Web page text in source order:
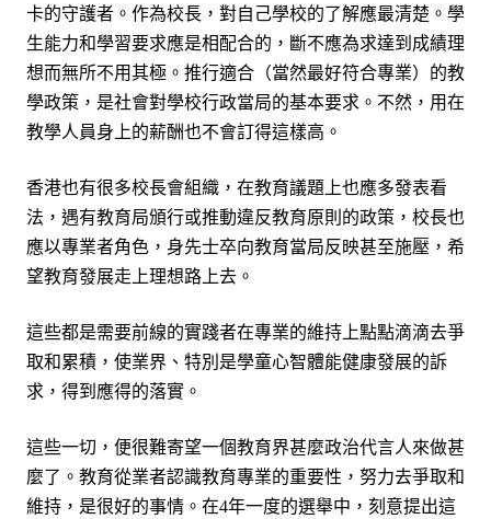
卡的守護者。作為校長，對自己學校的了解應最清楚。學
生能力和學習要求應是相配合的，斷不應為求達到成績理
想而無所不用其極。推行適合（當然最好符合專業）的教
學政策，是社會對學校行政當局的基本要求。不然，用在
教學人員身上的薪酬也不會訂得這樣高。
香港也有很多校長會組織，在教育議題上也應多發表看
法，遇有教育局頒行或推動違反教育原則的政策，校長也
應以專業者角色 ，身先士卒向教育當局反映甚至施壓，希
望教育發展走上理想路上去。
這些都是需要前線的實踐者在專業的維持上點點滴滴去爭
取和累積，使業界 、特別是學童心智體能健康發展的訴
求，得到應得的落實。
這些一切，便很難寄望一個教育界甚麼政治代言人來做甚
麼了。教育從業者認識教育專業的重要性，努力去爭取和
維持，是很好的事情。在4年一度的選舉中，刻意提出這